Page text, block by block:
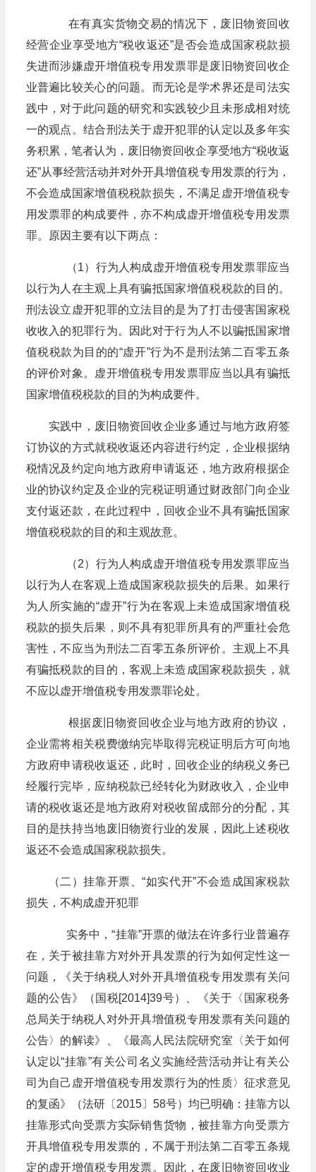
​​​​​​​在有真实货物交易的情况下，废旧物资回收
经营企业享受地方“税收返还”是否会造成国家税款损
失进而涉嫌虚开增值税专用发票罪是废旧物资回收企
业普遍比较关心的问题。而无论是学术界还是司法实
践中，对于此问题的研究和实践较少且未形成相对统
一的观点。结合刑法关于虚开犯罪的认定以及多年实
务积累，笔者认为，废旧物资回收企享受地方“税收返
还”从事经营活动并对外开具增值税专用发票的行为，
不会造成国家增值税税款损失，不满足虚开增值税专
用发票罪的构成要件，亦不构成虚开增值税专用发票
罪。原因主要有以下两点：
​​​​​​​（1）行为人构成虚开增值税专用发票罪应当
以行为人在主观上具有骗抵国家增值税税款的目的。
刑法设立虚开犯罪的立法目的是为了打击侵害国家税
收收入的犯罪行为。因此对于行为人不以骗抵国家增
值税税款为目的的“虚开”行为不是刑法第二百零五条
的评价对象。虚开增值税专用发票罪应当以具有骗抵
国家增值税税款的目的为构成要件。
实践中，废旧物资回收企业多通过与地方政府签
订协议的方式就税收返还内容进行约定，企业根据纳
税情况及约定向地方政府申请返还，地方政府根据企
业的协议约定及企业的完税证明通过财政部门向企业
支付返还款，在此过程中，回收企业不具有骗抵国家
增值税税款的目的和主观故意。
​​​​​​​（2）行为人构成虚开增值税专用发票罪应当
以行为人在客观上造成国家税款损失的后果。如果行
为人所实施的“虚开”行为在客观上未造成国家增值税
税款的损失后果，则不具有犯罪所具有的严重社会危
害性，不应当为刑法二百零五条所评价。主观上不具
有骗抵税款的目的，客观上未造成国家税款损失，就
不应以虚开增值税专用发票罪论处。
​​​​​​​根据废旧物资回收企业与地方政府的协议，
企业需将相关税费缴纳完毕取得完税证明后方可向地
方政府申请税收返还，此时，回收企业的纳税义务已
经履行完毕，应纳税款已经转化为财政收入，企业申
请的税收返还是地方政府对税收留成部分的分配，其
目的是扶持当地废旧物资行业的发展，因此上述税收
返还不会造成国家税款损失。
（二）挂靠开票、“如实代开”不会造成国家税款
损失，不构成虚开犯罪
​​​​​​​实务中，“挂靠”开票的做法在许多行业普遍存
在，关于被挂靠方对外开具发票的行为如何定性这一
问题，《关于纳税人对外开具增值税专用发票有关问
题的公告》（国税[2014]39号）、《关于〈国家税务
总局关于纳税人对外开具增值税专用发票有关问题的
公告〉的解读》、《最高人民法院研究室〈关于如何
认定以“挂靠”有关公司名义实施经营活动并让有关公
司为自己虚开增值税专用发票行为的性质〉征求意见
的复函》（法研〔2015〕58号）均已明确：挂靠方以
挂靠形式向受票方实际销售货物，被挂靠方向受票方
开具增值税专用发票的，不属于刑法第二百零五条规
定的虚开增值税专用发票。因此，在废旧物资回收业